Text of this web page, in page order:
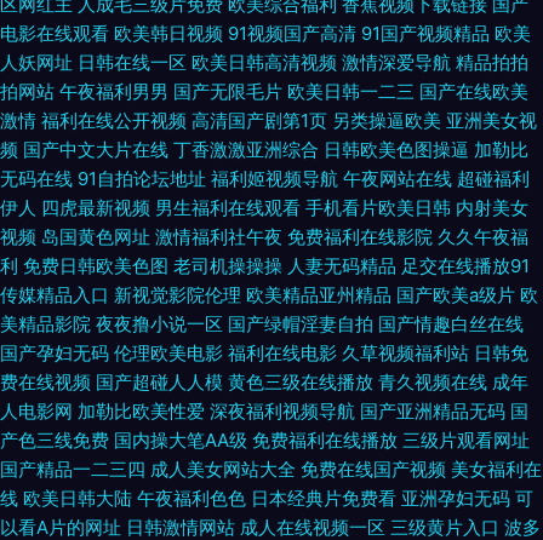
日本在线不卡一区三区 www青青草原 97人人干人人操 久久艹不卡视频在线
99精品国产久久草 亚洲伊人色网 精东avxx 人人妻日人人 婷婷丁香五月国产
国产精品久久三级潮吹 蜜桃AV导航大全 女人扒开大腿 超碰精品野泽手机在
线 av蜜桃资源 www91在线观看视频 免费妞干网在线观看 91视频大香蕉 午
夜久久精品码 后入小视频 欧洲影院福利片在线播放 亚洲成人小说网 好好日
视频 日本欧美 99操精品 91青麻豆 九一视频国产 一级欧美网址无码 婷婷成
人伊人网 日韩西区 精品免费孕妇 天堂网www在线视频 日韩三级欧美三级
爱爱影院 超碰九一黄色热九九碰 久久五月天网站 伊人五月天嫩操 日韩无码
高清专区 国产精品福利久久在 精品第2页 麻豆成人在线 91av青青 偷拍一级
电影在线观看 欧美韩日视频 91视频国产高清 91国产视频精品 欧美
人妖网址 日韩在线一区 欧美日韩高清视频 激情深爱导航 精品拍拍
拍网站 午夜福利男男 国产无限毛片 欧美日韩一二三 国产在线欧美
激情 福利在线公开视频 高清国产剧第1页 另类操逼欧美 亚洲美女视
频 国产中文大片在线 丁香激激亚洲综合 日韩欧美色图操逼 加勒比
无码在线 91自拍论坛地址 福利姬视频导航 午夜网站在线 超碰福利
伊人 四虎最新视频 男生福利在线观看 手机看片欧美日韩 内射美女
视频 岛国黄色网址 激情福利社午夜 免费福利在线影院 久久午夜福
利 免费日韩欧美色图 老司机操操操 人妻无码精品 足交在线播放91
传媒精品入口 新视觉影院伦理 欧美精品亚州精品 国产欧美a级片 欧
美精品影院 夜夜撸小说一区 国产绿帽淫妻自拍 国产情趣白丝在线
国产孕妇无码 伦理欧美电影 福利在线电影 久草视频福利站 日韩免
费在线视频 国产超碰人人模 黄色三级在线播放 青久视频在线 成年
人电影网 加勒比欧美性爱 深夜福利视频导航 国产亚洲精品无码 国
产色三线免费 国内操大笔AA级 免费福利在线播放 三级片观看网址
国产精品一二三四 成人美女网站大全 免费在线国产视频 美女福利在
线 欧美日韩大陆 午夜福利色色 日本经典片免费看 亚洲孕妇无码 可
以看A片的网址 日韩激情网站 成人在线视频一区 三级黄片入口 波多